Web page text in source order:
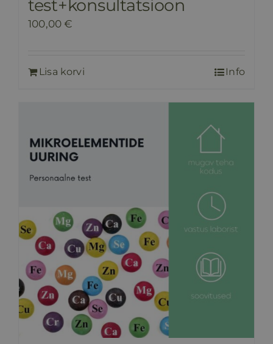
test+konsultatsioon
100,00€
Lisa korvi Info